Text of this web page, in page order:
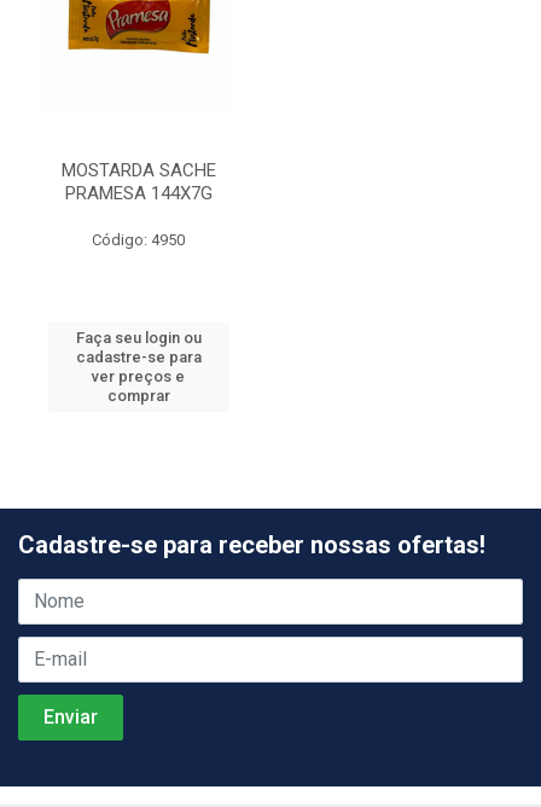
MOSTARDA SACHE
PRAMESA 144X7G
Código: 4950
Faça seu login ou
cadastre-se para
ver preços e
comprar
Cadastre-se para receber nossas ofertas!